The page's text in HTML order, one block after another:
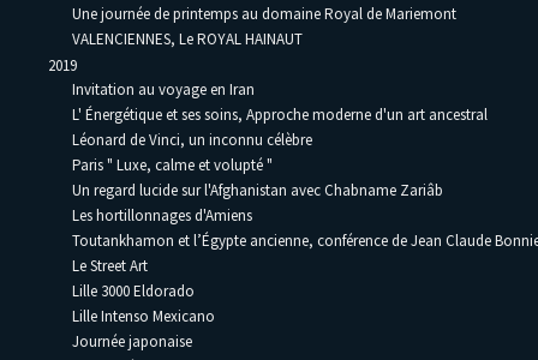
Une journée de printemps au domaine Royal de Mariemont
VALENCIENNES, Le ROYAL HAINAUT
2019
Invitation au voyage en Iran
L' Énergétique et ses soins, Approche moderne d'un art ancestral
Léonard de Vinci, un inconnu célèbre
Paris " Luxe, calme et volupté "
Un regard lucide sur l'Afghanistan avec Chabname Zariâb
Les hortillonnages d'Amiens
Toutankhamon et l’Égypte ancienne, conférence de Jean Claude
Le Street Art
Lille 3000 Eldorado
Lille Intenso Mexicano
Journée japonaise